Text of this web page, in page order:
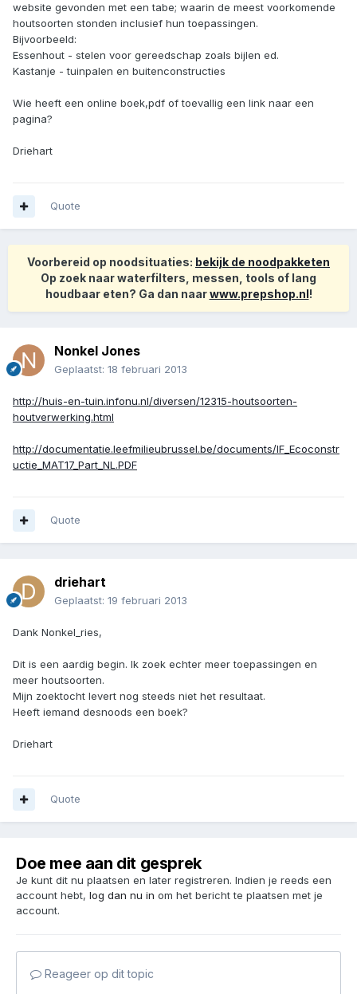
website gevonden met een tabe; waarin de meest voorkomende
houtsoorten stonden inclusief hun toepassingen.
Bijvoorbeeld:
Essenhout - stelen voor gereedschap zoals bijlen ed.
Kastanje - tuinpalen en buitenconstructies
Wie heeft een online boek,pdf of toevallig een link naar een
pagina?
Driehart
Quote
Voorbereid op noodsituaties: bekijk de noodpakketen
Op zoek naar waterfilters, messen, tools of lang
houdbaar eten? Ga dan naarwww.prepshop.nl!
Nonkel Jones
Geplaatst: 18 februari 2013
http://huis-en-tuin.infonu.nl/diversen/12315-houtsoorten-
houtverwerking.html
http://documentatie.leefmilieubrussel.be/documents/IF_Ecoconstr
uctie_MAT17_Part_NL.PDF
Quote
driehart
Geplaatst: 19 februari 2013
Dank Nonkel_ries,
Dit is een aardig begin. Ik zoek echter meer toepassingen en
meer houtsoorten.
Mijn zoektocht levert nog steeds niet het resultaat.
Heeft iemand desnoods een boek?
Driehart
Quote
Doe mee aan dit gesprek
Je kunt dit nu plaatsen en later registreren. Indien je reeds een
account hebt, log dan nu in om het bericht te plaatsen met je
account.
Reageer op dit topic